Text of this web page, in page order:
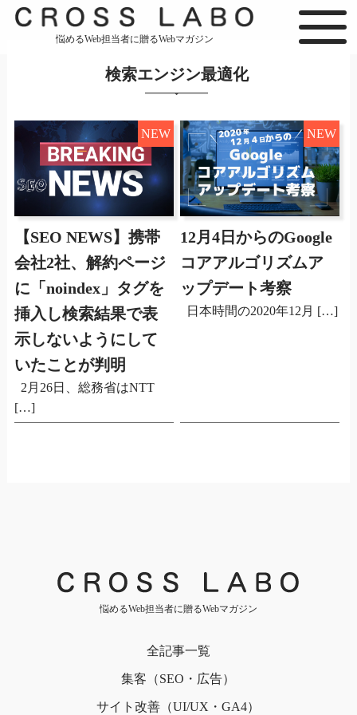
悩めるWeb担当者に贈るWebマガジン
検索エンジン最適化
NEW
【SEO NEWS】携帯
会社2社、解約ページ
に「noindex」タグを
挿入し検索結果で表
示しないようにして
いたことが判明
2月26日、総務省はNTT
[…]
NEW
12月4日からのGoogle
コアアルゴリズムア
ップデート考察
日本時間の2020年12月 […]
悩めるWeb担当者に贈るWebマガジン
全記事一覧
集客（SEO・広告）
サイト改善（UI/UX・GA4）